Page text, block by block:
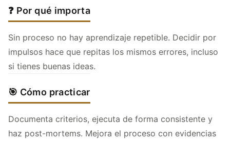
❓ Por qué importa
Sin proceso no hay aprendizaje repetible. Decidir por
impulsos hace que repitas los mismos errores, incluso
si tienes buenas ideas.
🎯 Cómo practicar
Documenta criterios, ejecuta de forma consistente y
haz post-mortems. Mejora el proceso con evidencias